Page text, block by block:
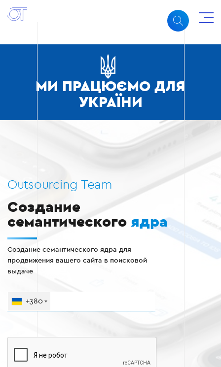
МИ ПРАЦЮЄМО ДЛЯ
УКРАЇНИ
Outsourcing Team
Создание
семантического ядра
Создание семантического ядра для
продвижения вашего сайта в поисковой
выдаче
+380